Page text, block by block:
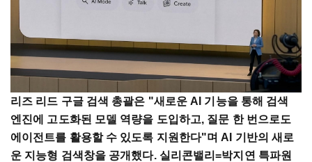
리즈 리드 구글 검색 총괄은 "새로운 AI 기능을 통해 검색
엔진에 고도화된 모델 역량을 도입하고, 질문 한 번으로도
에이전트를 활용할 수 있도록 지원한다"며 AI 기반의 새로
운 지능형 검색창을 공개했다. 실리콘밸리=박지연 특파원